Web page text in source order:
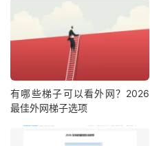
有哪些梯子可以看外网？2026
最佳外网梯子选项